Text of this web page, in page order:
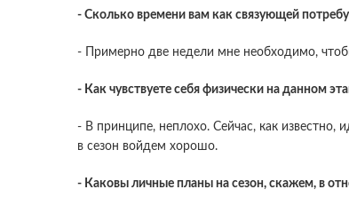
- Сколько времени вам как связующей
- Примерно две недели мне необходимо,
- Как чувствуете себя физически на данном
- В принципе, неплохо. Сейчас, как
в сезон войдем хорошо.
- Каковы личные планы на сезон, скажем, в